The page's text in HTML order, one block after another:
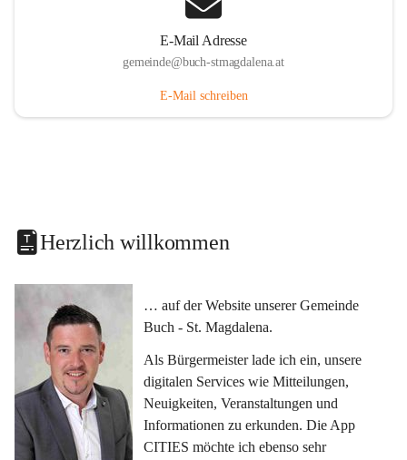
E-Mail Adresse
gemeinde@buch-stmagdalena.at
E-Mail schreiben
Herzlich willkommen
… auf der Website unserer Gemeinde
Buch - St. Magdalena.
Als Bürgermeister lade ich ein, unsere
digitalen Services wie Mitteilungen,
Neuigkeiten, Veranstaltungen und
Informationen zu erkunden. Die App
CITIES möchte ich ebenso sehr